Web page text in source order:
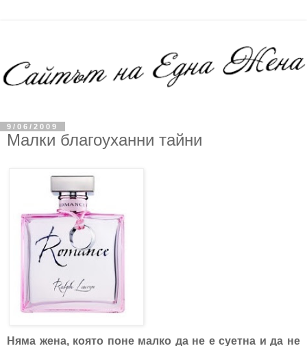
9/06/2009
Малки благоуханни тайни
Няма жена, която поне малко да не е суетна и да не